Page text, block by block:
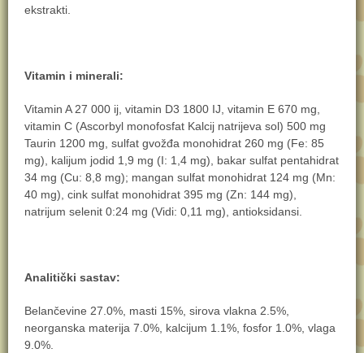
ekstrakti.
Vitamin i minerali:
Vitamin A 27 000 ij, vitamin D3 1800 IJ, vitamin E 670 mg,
vitamin C (Ascorbyl monofosfat Kalcij natrijeva sol) 500 mg
Taurin 1200 mg, sulfat gvožđa monohidrat 260 mg (Fe: 85
mg), kalijum jodid 1,9 mg (I: 1,4 mg), bakar sulfat pentahidrat
34 mg (Cu: 8,8 mg); mangan sulfat monohidrat 124 mg (Mn:
40 mg), cink sulfat monohidrat 395 mg (Zn: 144 mg),
natrijum selenit 0:24 mg (Vidi: 0,11 mg), antioksidansi.
Analitički sastav:
Belančevine 27.0%, masti 15%, sirova vlakna 2.5%,
neorganska materija 7.0%, kalcijum 1.1%, fosfor 1.0%, vlaga
9.0%.